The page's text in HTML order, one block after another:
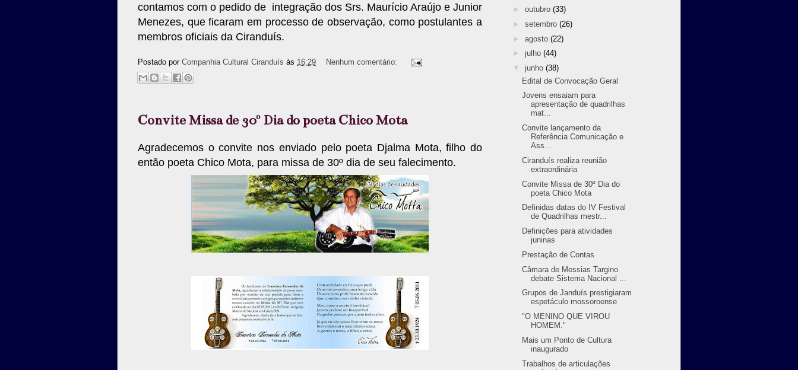
contamos com o pedido de integração dos Srs. Maurício Araújo e Junior
Menezes, que ficaram em processo de observação, como postulantes a
membros oficiais da Ciranduís.
Postado por Companhia Cultural Ciranduís às 16:29 Nenhum comentário:
Convite Missa de 30º Dia do poeta Chico Mota
Agradecemos o convite nos enviado pelo poeta Djalma Mota, filho do
então poeta Chico Mota, para missa de 30º dia de seu falecimento.
► outubro (33)
► setembro (26)
► agosto (22)
► julho (44)
▼ junho (38)
Edital de Convocação Geral
Jovens ensaiam para
apresentação de quadrilhas
mat...
Convite lançamento da
Referência Comunicação e
Ass...
Ciranduís realiza reunião
extraordinária
Convite Missa de 30º Dia do
poeta Chico Mota
Definidas datas do IV Festival
de Quadrilhas mestr...
Definições para atividades
juninas
Prestação de Contas
Câmara de Messias Targino
debate Sistema Nacional ...
Grupos de Janduís prestigiaram
espetáculo mossoroense
"O MENINO QUE VIROU
HOMEM."
Mais um Ponto de Cultura
inaugurado
Trabalhos de articulações